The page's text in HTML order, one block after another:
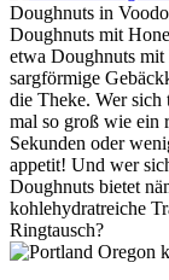
Doughnuts in
Doughnuts mit
etwa Doughnuts
sargförmige
die Theke. Wer sich
mal so groß wie ein
Sekunden oder
appetit! Und wer
Doughnuts bietet
kohlehydratreiche
Ringtausch?